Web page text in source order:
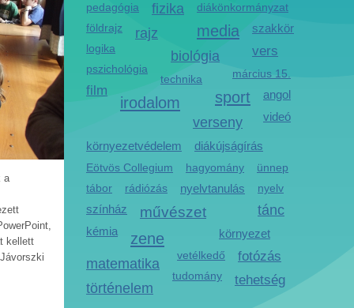
a
kellett
pedagógia fizika
diákönkormányzat
földrajz
media szakkör
rajz
logika biológia vers
pszichológia március 15.
technika
film sport
irodalom
verseny
angol
videó
környezetvédelem diákújságírás
Eötvös Collegium hagyomány
ünnep
tábor
rádiózás
nyelvtanulás
színház
művészet
nyelv
tánc
kémia környezet
zene
vetélkedő fotózás
matematika
tudomány tehetség
történelem